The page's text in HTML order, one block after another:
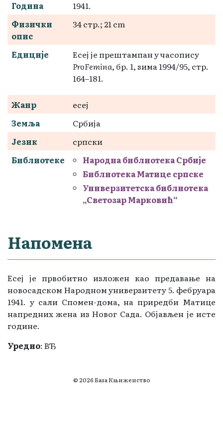
Година
1941.
Физички
опис
34 стр.; 21 cm
Едиције
Есеј је прештампан у часопису
ProFemina, бр. 1, зима 1994/95, стр.
164–181.
Жанр
есеј
Земља
Србија
Језик
српски
Библиотеке
Народна библиотека Србије
Библиотека Матице српске
Универзитетска библиотека
„Светозар Марковић“
Напомена
Есеј је првобитно изложен као предавање на
новосадском Народном универзитету 5. фебруара
1941. у сали Спомен-дома, на приредби Матице
напредних жена из Новог Сада. Објављен је исте
године.
Уредио: ВЂ
© 2026 База Књиженство